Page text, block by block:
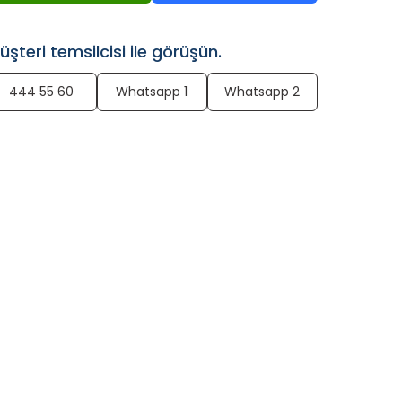
temsilcisi ile görüşün.
444 55 60 Whatsapp 1 Whatsapp 2